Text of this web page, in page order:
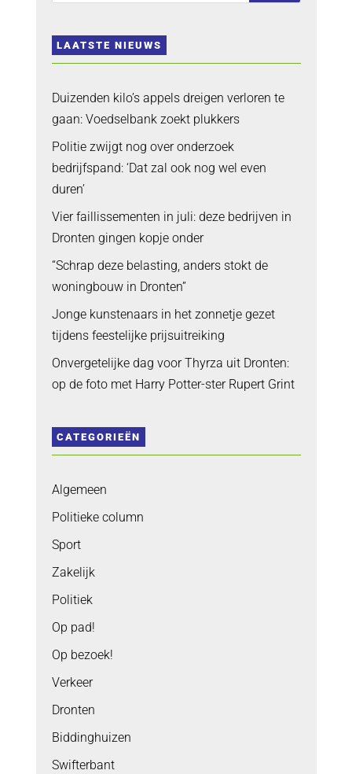
LAATSTE NIEUWS
Duizenden kilo’s appels dreigen verloren te
gaan: Voedselbank zoekt plukkers
Politie zwijgt nog over onderzoek
bedrijfspand: ‘Dat zal ook nog wel even
duren’
Vier faillissementen in juli: deze bedrijven in
Dronten gingen kopje onder
“Schrap deze belasting, anders stokt de
woningbouw in Dronten”
Jonge kunstenaars in het zonnetje gezet
tijdens feestelijke prijsuitreiking
Onvergetelijke dag voor Thyrza uit Dronten:
op de foto met Harry Potter-ster Rupert Grint
CATEGORIEËN
Algemeen
Politieke column
Sport
Zakelijk
Politiek
Op pad!
Op bezoek!
Verkeer
Dronten
Biddinghuizen
Swifterbant